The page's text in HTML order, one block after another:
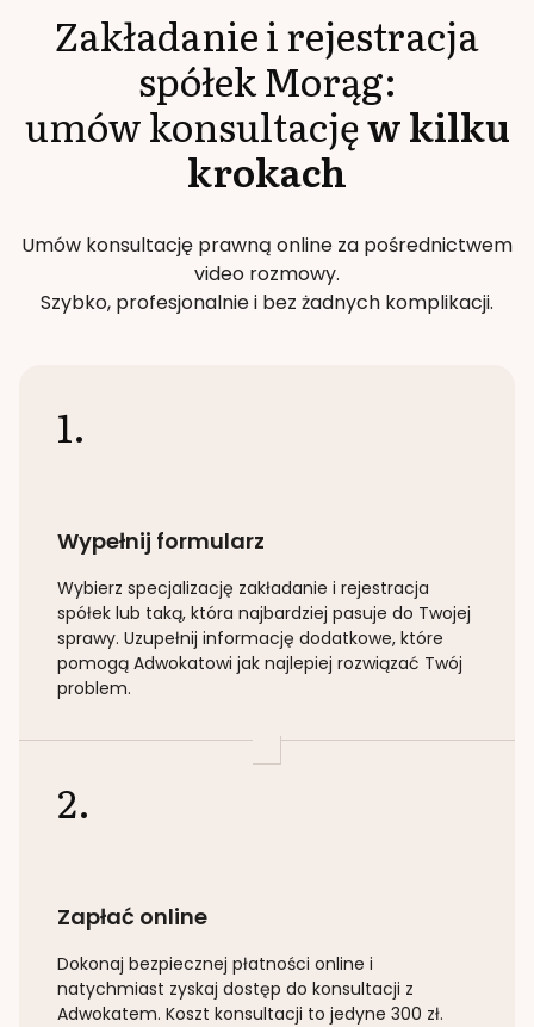
Zakładanie i rejestracja
spółekMorąg:
umów konsultacjęw kilku
krokach
Umów konsultację prawną online za pośrednictwem
video rozmowy.
Szybko, profesjonalnie i bez żadnych komplikacji.
1.
Wypełnij formularz
Wybierz specjalizację zakładanie i rejestracja
spółek lub taką, która najbardziej pasuje do Twojej
sprawy. Uzupełnij informację dodatkowe, które
pomogą Adwokatowi jak najlepiej rozwiązać Twój
problem.
2.
Zapłać online
Dokonaj bezpiecznej płatności online i
natychmiast zyskaj dostęp do konsultacji z
Adwokatem. Koszt konsultacji to jedyne 300 zł.